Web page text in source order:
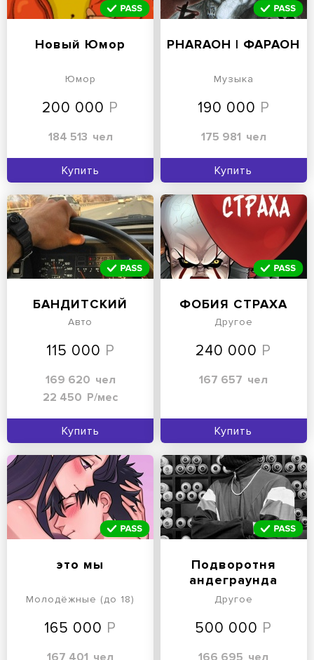
Новый Юмор
Юмор
200 000
184 513 чел
Купить
PHARAOH | ФАРАОН
Музыка
190 000
175 981 чел
Купить
БАНДИТСКИЙ
Авто
115 000
169 620 чел
22 450 Р/мес
Купить
ФОБИЯ СТРАХА
Другое
240 000
167 657 чел
Купить
это мы
Молодёжные (до 18)
165 000
Подворотня
андеграунда
Другое
500 000